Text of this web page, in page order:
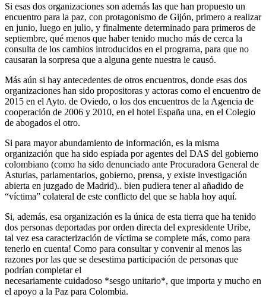
Si esas dos organizaciones son además las que han propuesto un
encuentro para la paz, con protagonismo de Gijón, primero a realizar
en junio, luego en julio, y finalmente determinado para primeros de
septiembre, qué menos que haber tenido mucho más de cerca la
consulta de los cambios introducidos en el programa, para que no
causaran la sorpresa que a alguna gente nuestra le causó.
Más aún si hay antecedentes de otros encuentros, donde esas dos
organizaciones han sido propositoras y actoras como el encuentro de
2015 en el Ayto. de Oviedo, o los dos encuentros de la Agencia de
cooperación de 2006 y 2010, en el hotel España una, en el Colegio
de abogados el otro.
Si para mayor abundamiento de información, es la misma
organización que ha sido espiada por agentes del DAS del gobierno
colombiano (como ha sido denunciado ante Procuradora General de
Asturias, parlamentarios, gobierno, prensa, y existe investigación
abierta en juzgado de Madrid).. bien pudiera tener al añadido de
“víctima” colateral de este conflicto del que se habla hoy aquí.
Si, además, esa organización es la única de esta tierra que ha tenido
dos personas deportadas por orden directa del expresidente Uribe,
tal vez esa caracterización de víctima se complete más, como para
tenerlo en cuenta! Como para consultar y convenir al menos las
razones por las que se desestima participación de personas que
podrían completar el
necesariamente cuidadoso *sesgo unitario*, que importa y mucho en
el apoyo a la Paz para Colombia.